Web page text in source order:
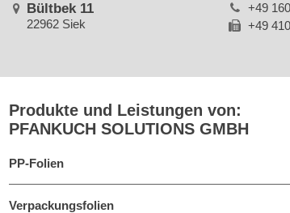
Bültbek 11
22962 Siek
+49
+49
Produkte und Leistungen von:
PFANKUCH SOLUTIONS GMBH
PP-Folien
Verpackungsfolien